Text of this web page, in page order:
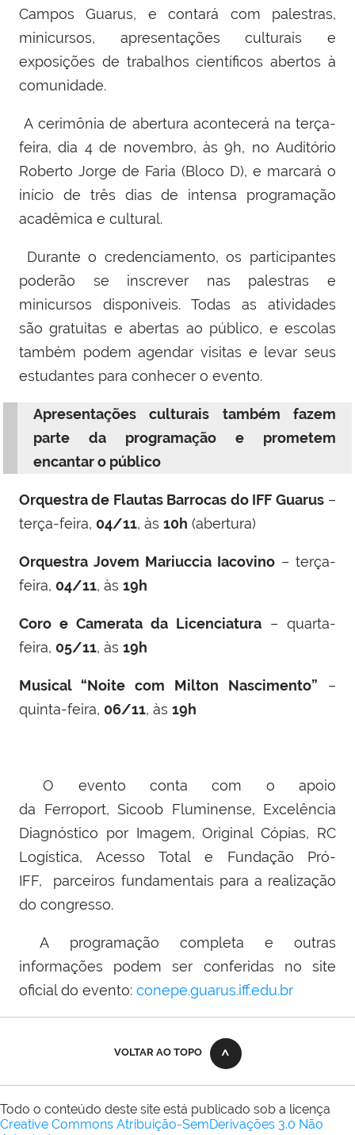
Campos Guarus, e contará com palestras,
minicursos, apresentações culturais e
exposições de trabalhos científicos abertos à
comunidade.
A cerimônia de abertura acontecerá na terça-
feira, dia 4 de novembro, às 9h, no Auditório
Roberto Jorge de Faria (Bloco D), e marcará o
início de três dias de intensa programação
acadêmica e cultural.
Durante o credenciamento, os participantes
poderão se inscrever nas palestras e
minicursos disponíveis. Todas as atividades
são gratuitas e abertas ao público, e escolas
também podem agendar visitas e levar seus
estudantes para conhecer o evento.
Apresentações culturais também fazem
parte da programação e prometem
encantar o público
Orquestra de Flautas Barrocas do IFF Guarus–
terça-feira, 04/11, às 10h (abertura)
Orquestra Jovem Mariuccia Iacovino – terça-
feira, 04/11, às 19h
Coro e Camerata da Licenciatura – quarta-
feira, 05/11, às 19h
Musical “Noite com Milton Nascimento” –
quinta-feira, 06/11, às 19h
O evento conta com o apoio
da Ferroport, Sicoob Fluminense, Excelência
Diagnóstico por Imagem, Original Cópias, RC
Logística, Acesso Total e Fundação Pró-
IFF, parceiros fundamentais para a realização
do congresso.
A programação completa e outras
informações podem ser conferidas no site
oficial do evento: conepe.guarus.iff.edu.br
VOLTAR AO TOPO
Todo o conteúdo deste site está publicado sob a licença
Creative Commons Atribuição-SemDerivações 3.0 Não